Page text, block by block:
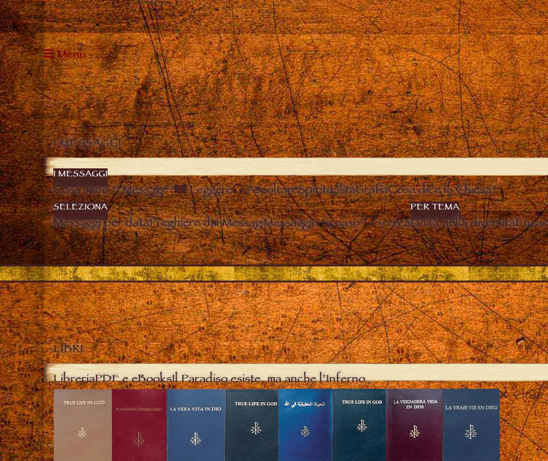
Menu
I MESSAGGI
I MESSAGGI
Cosa sono “i Messagi”? Leggere AscoltareSpiritualitàGrafiaCosa dice la Chiesa?
SELEZIONA
Messaggi per dataPreghiere dai MessagiMessaggio “a caso” Cerca
PER TEMA
Unità nella diversità
LIBRI
LibreriaPDF e eBooksIl Paradiso esiste, ma anche l’Inferno
Close